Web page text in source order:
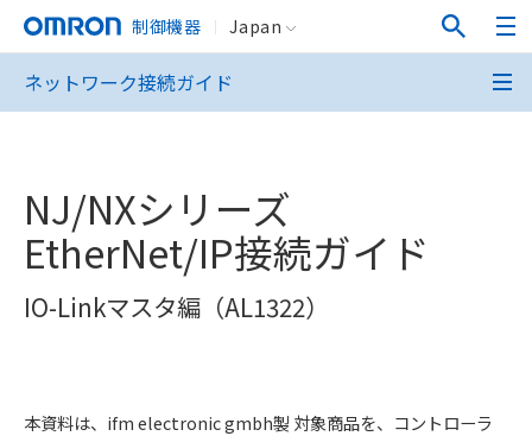
制御機器 Japan
ネットワーク接続ガイド
NJ/NXシリーズ
EtherNet/IP接続ガイド
IO-Linkマスタ編（AL1322）
本資料は、ifm electronic gmbh製 対象商品を、コントローラ